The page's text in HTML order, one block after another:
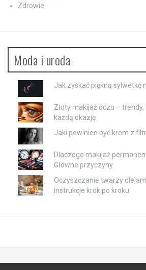
Zdrowie
Moda i uroda
Jak zyskać piękną sylwetkę
Złoty makijaż oczu –
każdą okazję
Jaki powinien być krem z
Dlaczego makijaż
Główne przyczyny
Oczyszczanie twarzy
instrukcje krok po kroku